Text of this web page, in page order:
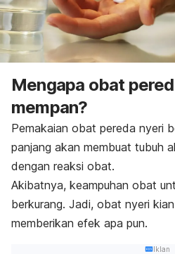
Mengapa obat
mempan?
Pemakaian obat pereda nyeri
panjang akan membuat tubuh
dengan reaksi obat.
Akibatnya, keampuhan obat
berkurang. Jadi, obat nyeri
memberikan efek apa pun.
Iklan